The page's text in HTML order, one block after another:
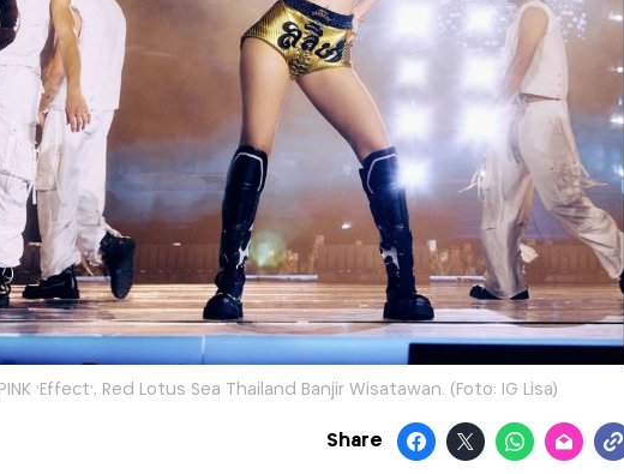
'Effect', Red Lotus Sea Thailand Banjir Wisatawan. (Foto: IG Lisa)
Share